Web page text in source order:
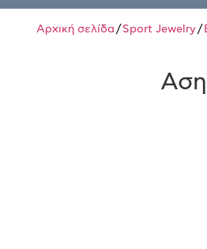
Αρχική σελίδα / Sport Jewelry/